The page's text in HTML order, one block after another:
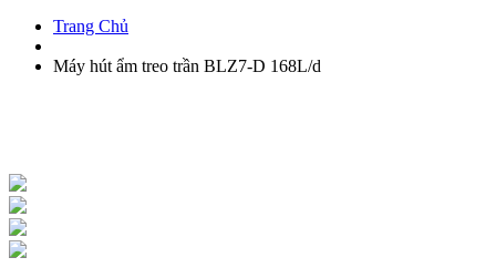
Trang Chủ
Máy hút ẩm treo trần BLZ7-D 168L/d